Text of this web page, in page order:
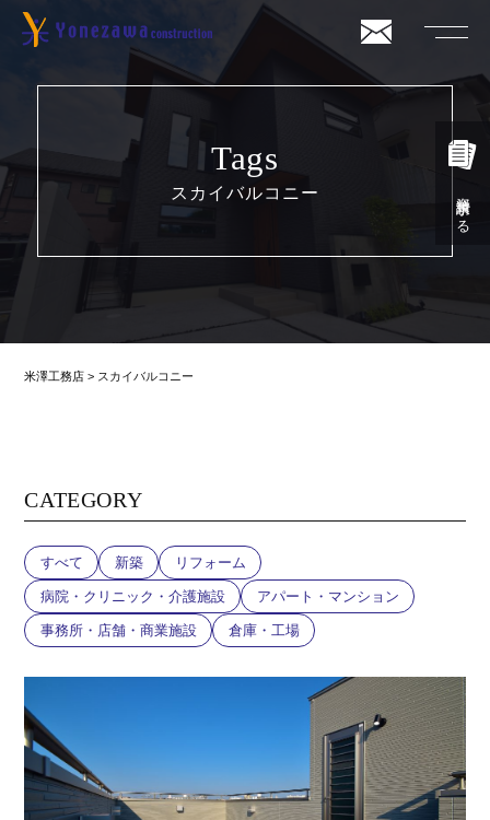
資料請求する
Tags
スカイバルコニー
米澤工務店 > スカイバルコニー
CATEGORY
すべて 新築 リフォーム
病院・クリニック・介護施設 アパート・マンション
事務所・店舗・商業施設 倉庫・工場